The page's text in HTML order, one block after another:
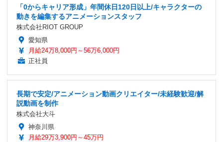
「0からキャリア形成」年間休日120日以上/キャラクターの
動きを編集するアニメーションスタッフ
株式会社RIOT GROUP
愛知県
月給24万8,000円～56万6,000円
正社員
長期で安定/アニメーション動画クリエイター/未経験歓迎/解
説動画を制作
株式会社大斗
神奈川県
月給29万3,900円～45万円